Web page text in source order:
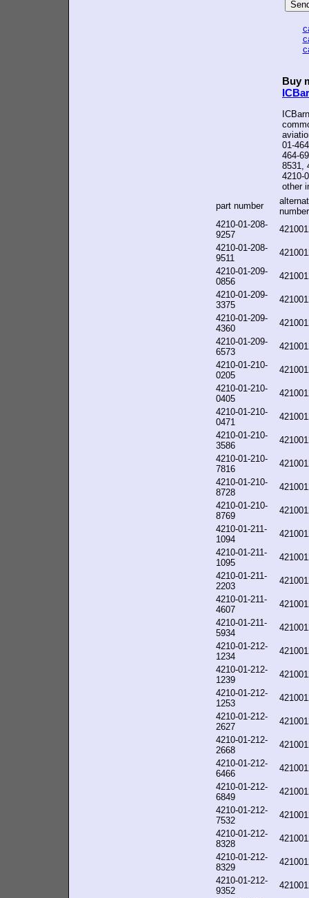
Buy
01-
464-
8531,
4210-
other
part number
number
4210-01-208-
9257
4210-01-208-
9511
4210-01-209-
0856
4210-01-209-
3375
4210-01-209-
4360
4210-01-209-
6573
4210-01-210-
0205
4210-01-210-
0405
4210-01-210-
0471
4210-01-210-
3586
4210-01-210-
7816
4210-01-210-
8728
4210-01-210-
8769
4210-01-211-
1094
4210-01-211-
1095
4210-01-211-
2203
4210-01-211-
4607
4210-01-211-
5934
4210-01-212-
1234
4210-01-212-
1239
4210-01-212-
1253
4210-01-212-
2627
4210-01-212-
2668
4210-01-212-
6466
4210-01-212-
6849
4210-01-212-
7532
4210-01-212-
8328
4210-01-212-
8329
4210-01-212-
9352